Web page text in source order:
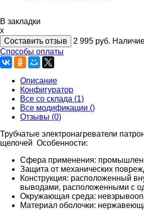
В закладки
x
Составить отзыв
2 995 руб.
Способы оплаты
Описание
Конфигуратор
Все со склада (1)
Все модификации ()
Отзывы (0)
Трубчатые электронагреватели
щелочей Особенности:
Сфера применения:
Защита от механических
Конструкция: расположенный
выводами, расположенными с
Окружающая среда:
Материал оболочки: